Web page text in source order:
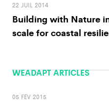
22 JUIL 2014
Building with Nature
scale for coastal
WEADAPT ARTICLES
05 FÉV 2015